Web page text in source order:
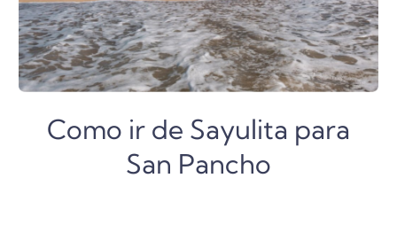
Como ir de Sayulita para
San Pancho